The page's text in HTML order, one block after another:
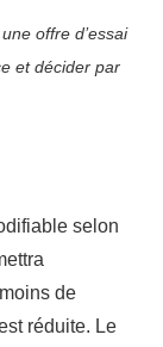
offre d’essai
et décider par
selon
de
réduite. Le